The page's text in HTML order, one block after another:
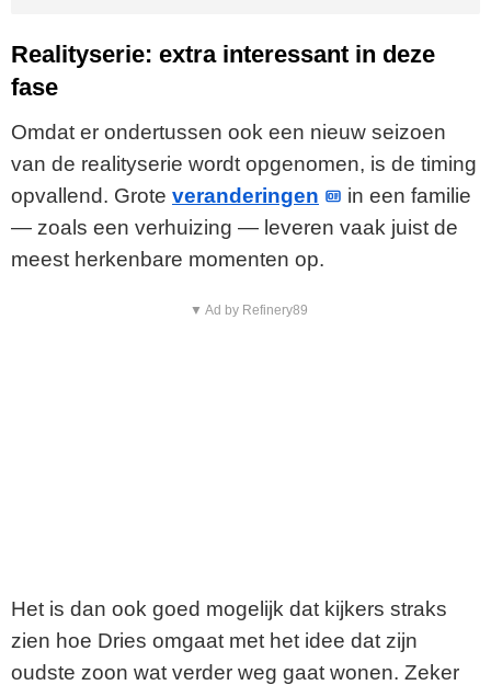
Realityserie: extra interessant in deze
fase
Omdat er ondertussen ook een nieuw seizoen
van de realityserie wordt opgenomen, is de timing
opvallend. Grote veranderingen
in een familie
— zoals een verhuizing — leveren vaak juist de
meest herkenbare momenten op.
▼ Ad by Refinery89
Het is dan ook goed mogelijk dat kijkers straks
zien hoe Dries omgaat met het idee dat zijn
oudste zoon wat verder weg gaat wonen. Zeker